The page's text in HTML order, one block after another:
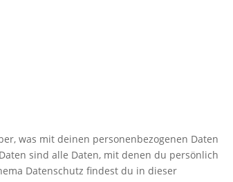
was mit deinen personenbezogenen Daten
sind alle Daten, mit denen du persönlich
Datenschutz findest du in dieser